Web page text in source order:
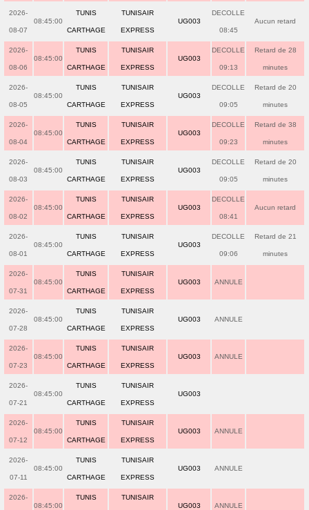
2026-
08-07
08:45:00
TUNIS
CARTHAGE
TUNISAIR
EXPRESS
UG003
DECOLLE
08:45
Aucun retard
2026-
08-06
08:45:00
TUNIS
CARTHAGE
TUNISAIR
EXPRESS
UG003
DECOLLE
09:13
Retard de 28
minutes
2026-
08-05
08:45:00
TUNIS
CARTHAGE
TUNISAIR
EXPRESS
UG003
DECOLLE
09:05
Retard de 20
minutes
2026-
08-04
08:45:00
TUNIS
CARTHAGE
TUNISAIR
EXPRESS
UG003
DECOLLE
09:23
Retard de 38
minutes
2026-
08-03
08:45:00
TUNIS
CARTHAGE
TUNISAIR
EXPRESS
UG003
DECOLLE
09:05
Retard de 20
minutes
2026-
08-02
08:45:00
TUNIS
CARTHAGE
TUNISAIR
EXPRESS
UG003
DECOLLE
08:41
Aucun retard
2026-
08-01
08:45:00
TUNIS
CARTHAGE
TUNISAIR
EXPRESS
UG003
DECOLLE
09:06
Retard de 21
minutes
2026-
07-31
08:45:00
TUNIS
CARTHAGE
TUNISAIR
EXPRESS
UG003 ANNULE
2026-
07-28
08:45:00
TUNIS
CARTHAGE
TUNISAIR
EXPRESS
UG003 ANNULE
2026-
07-23
08:45:00
TUNIS
CARTHAGE
TUNISAIR
EXPRESS
UG003 ANNULE
2026-
07-21
08:45:00
TUNIS
CARTHAGE
TUNISAIR
EXPRESS
UG003
2026-
07-12
08:45:00
TUNIS
CARTHAGE
TUNISAIR
EXPRESS
UG003 ANNULE
2026-
07-11
08:45:00
TUNIS
CARTHAGE
TUNISAIR
EXPRESS
UG003 ANNULE
2026-
08:45:00
TUNIS TUNISAIR
UG003 ANNULE